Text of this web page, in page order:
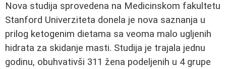
Nova studija sprovedena na Medicinskom fakultetu
Stanford Univerziteta donela je nova saznanja u
prilog ketogenim dietama sa veoma malo ugljenih
hidrata za skidanje masti. Studija je trajala jednu
godinu, obuhvativši 311 žena podeljenih u 4 grupe